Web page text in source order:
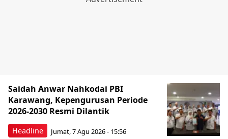
Headline
Saidah Anwar Nahkodai PBI
Karawang, Kepengurusan Periode
2026-2030 Resmi Dilantik
Jumat, 7 Agu 2026 - 15:56